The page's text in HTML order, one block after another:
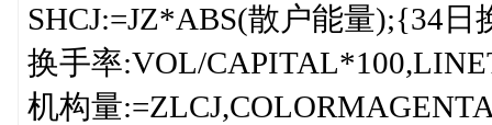
SHCJ:=JZ*ABS(散户能量);{34
换手率:VOL/
机构量